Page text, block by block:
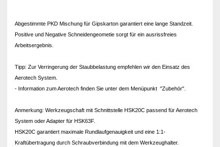
Abgestimmte PKD Mischung für Gipskarton garantiert eine lange Standzeit.
Positive und Negative Schneidengeometie sorgt für ein ausrissfreies
Arbeitsergebnis.
Tipp: Zur Verringerung der Staubbelastung empfehlen wir den Einsatz des
Aerotech System.
- Information zum Aerotech finden Sie unter dem Menüpunkt "Zubehör".
Anmerkung: Werkzeugschaft mit Schnittstelle HSK20C passend für Aerotech
System oder Adapter für HSK63F.
HSK20C garantiert maximale Rundlaufgenauigkeit und eine 1:1-
Kraftübertragung durch Schraubverbindung mit dem Werkzeughalter.